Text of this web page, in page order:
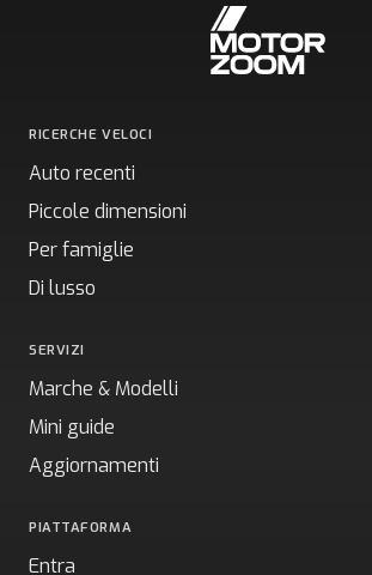
RICERCHE VELOCI
Auto recenti
Piccole dimensioni
Per famiglie
Di lusso
SERVIZI
Marche & Modelli
Mini guide
Aggiornamenti
PIATTAFORMA
Entra